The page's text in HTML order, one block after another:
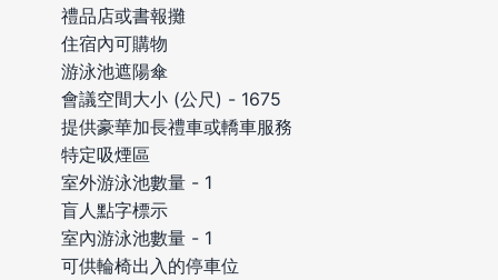
禮品店或書報攤
住宿內可購物
游泳池遮陽傘
會議空間大小 (公尺) - 1675
提供豪華加長禮車或轎車服務
特定吸煙區
室外游泳池數量 - 1
盲人點字標示
室內游泳池數量 - 1
可供輪椅出入的停車位